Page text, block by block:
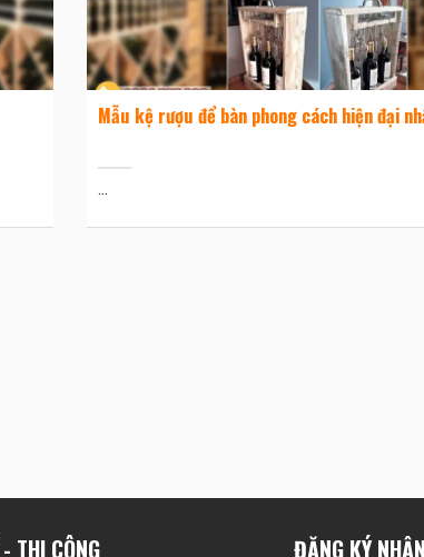
Mẫu kệ rượu để bàn phong cách hiện đại
...
THI CÔNG ĐĂNG KÝ